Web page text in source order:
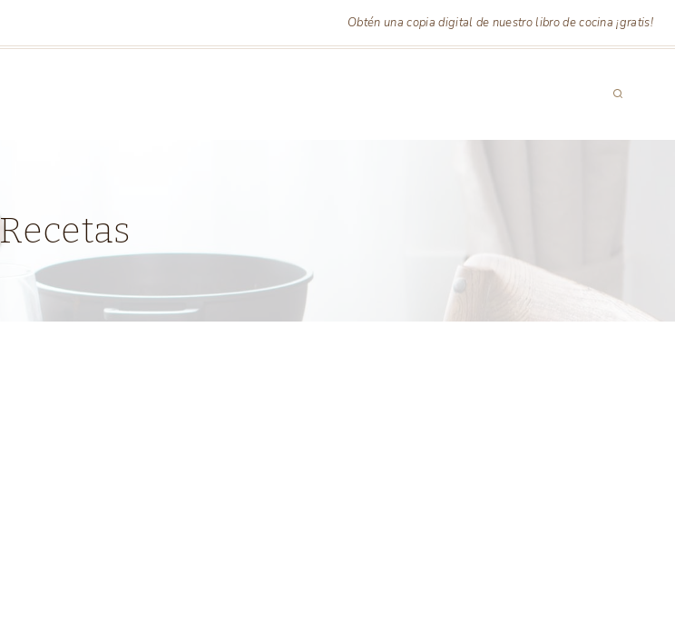
Obtén una copia digital de nuestro libro de cocina ¡gratis!
Recetas